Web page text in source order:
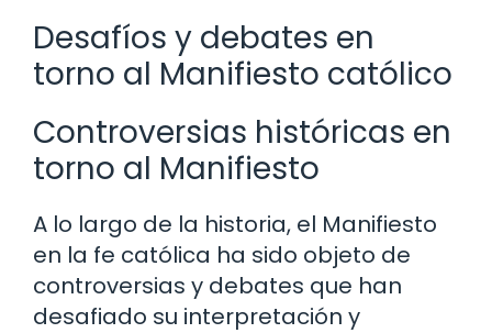
Desafíos y debates en
torno al Manifiesto católico
Controversias históricas en
torno al Manifiesto
A lo largo de la historia, el Manifiesto
en la fe católica ha sido objeto de
controversias y debates que han
desafiado su interpretación y